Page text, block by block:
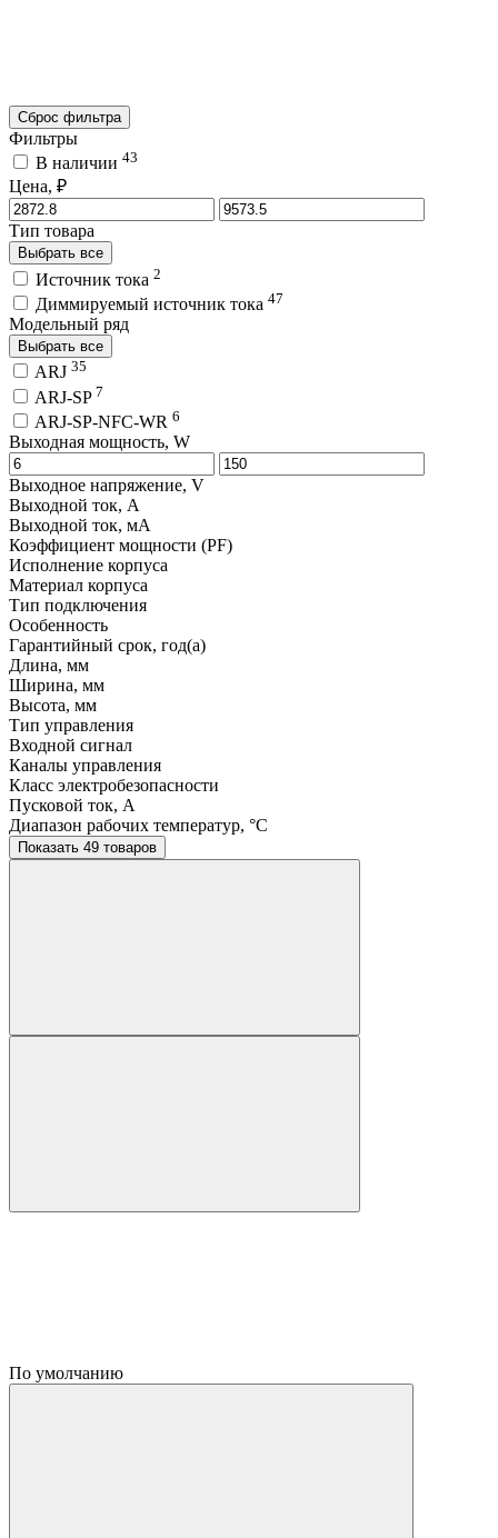
Сброс фильтра
Фильтры
В наличии 43
Цена, ₽
Тип товара
Выбрать все
Источник тока 2
Диммируемый источник тока 47
Модельный ряд
Выбрать все
ARJ 35
ARJ-SP 7
ARJ-SP-NFC-WR 6
Выходная мощность, W
Выходное напряжение, V
Выходной ток, A
Выходной ток, мA
Коэффициент мощности (PF)
Исполнение корпуса
Материал корпуса
Тип подключения
Особенность
Гарантийный срок, год(а)
Длина, мм
Ширина, мм
Высота, мм
Тип управления
Входной сигнал
Каналы управления
Класс электробезопасности
Пусковой ток, A
Диапазон рабочих температур, °C
Показать 49 товаров
По умолчанию